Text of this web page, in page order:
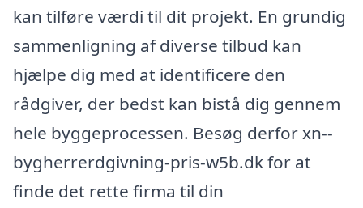
kan tilføre værdi til dit projekt. En grundig
sammenligning af diverse tilbud kan
hjælpe dig med at identificere den
rådgiver, der bedst kan bistå dig gennem
hele byggeprocessen. Besøg derfor xn--
bygherrerdgivning-pris-w5b.dk for at
finde det rette firma til din